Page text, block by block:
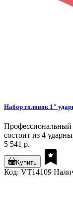
Набор головок 1"
Профессиональный
состоит из 4
5 541 р.
Купить
Код: VT14109